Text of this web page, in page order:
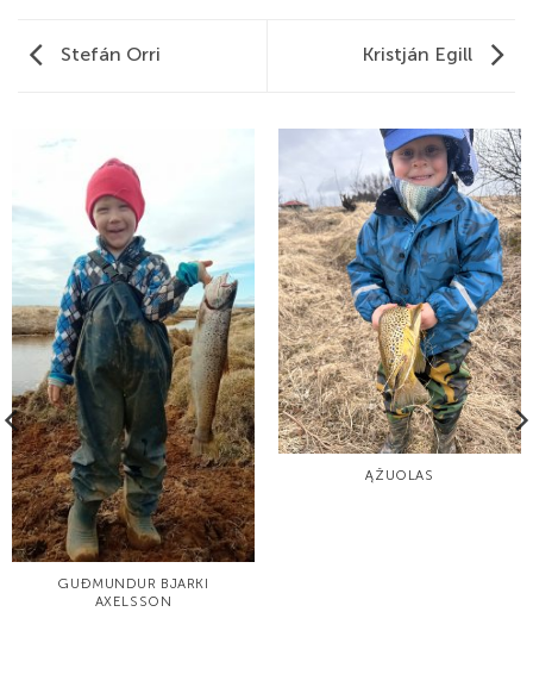
Stefán Orri Kristján Egill
GUÐMUNDUR BJARKI
AXELSSON
ĄŽUOLAS